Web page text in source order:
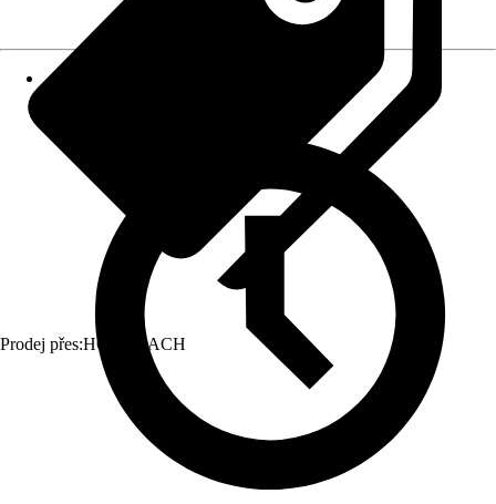
Prodej přes:HORNBACH